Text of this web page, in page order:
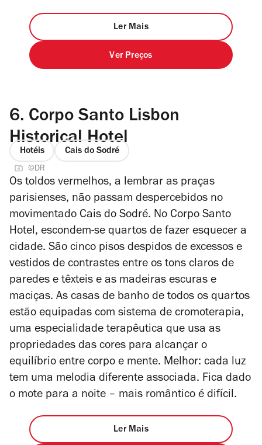
Ler Mais
Ver Preços
6. Corpo Santo Lisbon
Historical Hotel
Hotéis Cais do Sodré
©DR
Os toldos vermelhos, a lembrar as praças
parisienses, não passam despercebidos no
movimentado Cais do Sodré. No Corpo Santo
Hotel, escondem-se quartos de fazer esquecer a
cidade. São cinco pisos despidos de excessos e
vestidos de contrastes entre os tons claros de
paredes e têxteis e as madeiras escuras e
maciças. As casas de banho de todos os quartos
estão equipadas com sistema de cromoterapia,
uma especialidade terapêutica que usa as
propriedades das cores para alcançar o
equilíbrio entre corpo e mente. Melhor: cada luz
tem uma melodia diferente associada. Fica dado
o mote para a noite – mais romântico é difícil.
Ler Mais